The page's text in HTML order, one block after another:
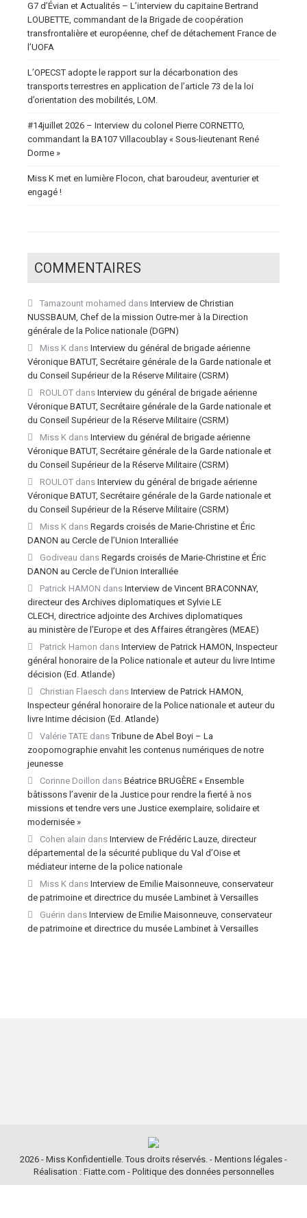
G7 d’Évian et Actualités – L’interview du capitaine Bertrand
LOUBETTE, commandant de la Brigade de coopération
transfrontalière et européenne, chef de détachement France de
l’UOFA
L’OPECST adopte le rapport sur la décarbonation des
transports terrestres en application de l’article 73 de la loi
d’orientation des mobilités, LOM.
#14juillet 2026 – Interview du colonel Pierre CORNETTO,
commandant la BA107 Villacoublay « Sous-lieutenant René
Dorme »
Miss K met en lumière Flocon, chat baroudeur, aventurier et
engagé !
COMMENTAIRES
Tamazount mohamed dans Interview de Christian
NUSSBAUM, Chef de la mission Outre-mer à la Direction
générale de la Police nationale (DGPN)
Miss K dans Interview du général de brigade aérienne
Véronique BATUT, Secrétaire générale de la Garde nationale et
du Conseil Supérieur de la Réserve Militaire (CSRM)
ROULOT dans Interview du général de brigade aérienne
Véronique BATUT, Secrétaire générale de la Garde nationale et
du Conseil Supérieur de la Réserve Militaire (CSRM)
Miss K dans Interview du général de brigade aérienne
Véronique BATUT, Secrétaire générale de la Garde nationale et
du Conseil Supérieur de la Réserve Militaire (CSRM)
ROULOT dans Interview du général de brigade aérienne
Véronique BATUT, Secrétaire générale de la Garde nationale et
du Conseil Supérieur de la Réserve Militaire (CSRM)
Miss K dans Regards croisés de Marie-Christine et Éric
DANON au Cercle de l’Union Interalliée
Godiveau dans Regards croisés de Marie-Christine et Éric
DANON au Cercle de l’Union Interalliée
Patrick HAMON dans Interview de Vincent BRACONNAY,
directeur des Archives diplomatiques et Sylvie LE
CLECH, directrice adjointe des Archives diplomatiques
au ministère de l’Europe et des Affaires étrangères (MEAE)
Patrick Hamon dans Interview de Patrick HAMON, Inspecteur
général honoraire de la Police nationale et auteur du livre Intime
décision (Ed. Atlande)
Christian Flaesch dans Interview de Patrick HAMON,
Inspecteur général honoraire de la Police nationale et auteur du
livre Intime décision (Ed. Atlande)
Valérie TATE dansTribune de Abel Boyi – La
zoopornographie envahit les contenus numériques de notre
jeunesse
Corinne Doillon dans Béatrice BRUGÈRE « Ensemble
bâtissons l’avenir de la Justice pour rendre la fierté à nos
missions et tendre vers une Justice exemplaire, solidaire et
modernisée »
Cohen alain dans Interview de Frédéric Lauze, directeur
départemental de la sécurité publique du Val d’Oise et
médiateur interne de la police nationale
Miss K dans Interview de Emilie Maisonneuve, conservateur
de patrimoine et directrice du musée Lambinet à Versailles
Guérin dans Interview de Emilie Maisonneuve, conservateur
de patrimoine et directrice du musée Lambinet à Versailles
2026 - Miss Konfidentielle. Tous droits réservés. - Mentions légales -
Réalisation : Fiatte.com - Politique des données personnelles